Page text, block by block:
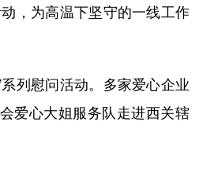
，为高温下坚守的一线工作
列慰问活动。多家爱心企业
爱心大姐服务队走进西关辖